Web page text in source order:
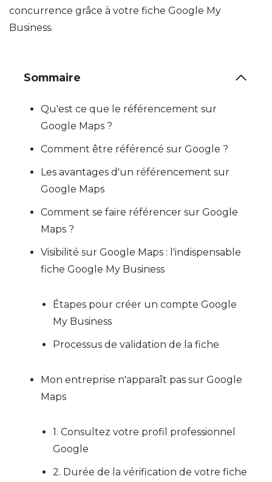
concurrence grâce à votre fiche Google My
Business.
Sommaire
Qu'est ce que le référencement sur
Google Maps ?
Comment être référencé sur Google ?
Les avantages d'un référencement sur
Google Maps
Comment se faire référencer sur Google
Maps ?
Visibilité sur Google Maps : l'indispensable
fiche Google My Business
Étapes pour créer un compte Google
My Business
Processus de validation de la fiche
Mon entreprise n'apparaît pas sur Google
Maps
1. Consultez votre profil professionnel
Google
2. Durée de la vérification de votre fiche